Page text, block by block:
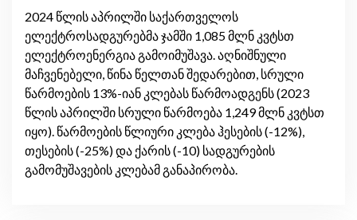
2024 წლის აპრილში საქართველოს
ელექტროსადგურებმა ჯამში 1,085 მლნ კვტსთ
ელექტროენერგია გამოიმუშავა. აღნიშნული
მაჩვენებელი, წინა წელთან შედარებით, სრული
წარმოების 13%-იან კლებას წარმოადგენს (2023
წლის აპრილში სრული წარმოება 1,249 მლნ კვტსთ
იყო). წარმოების წლიური კლება ჰესების (-12%),
თესების (-25%) და ქარის (-10) სადგურების
გამომუშავების კლებამ განაპირობა.